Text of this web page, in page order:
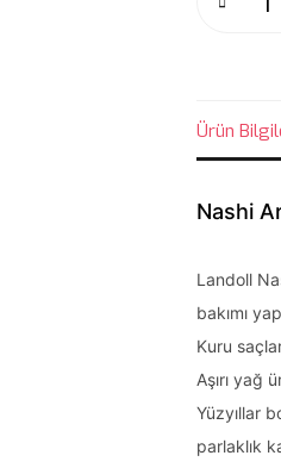
Ürün
Nashi
Landoll
bakımı
Kuru
Aşırı yağ
Yüzyıllar
parlaklık